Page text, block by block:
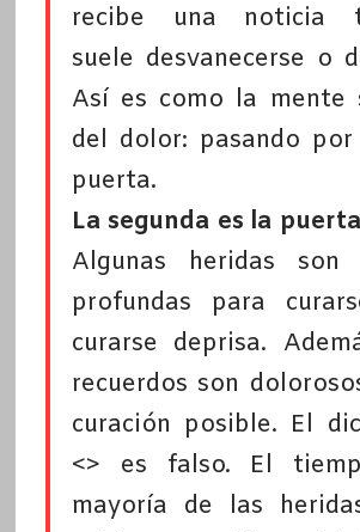
recibe una noticia
suele desvanecerse o
Así es como la mente
del dolor: pasando
puerta.
La segunda es la
Algunas heridas son
profundas para
curarse deprisa.
recuerdos son
curación posible. El
<> es falso. El
mayoría de las